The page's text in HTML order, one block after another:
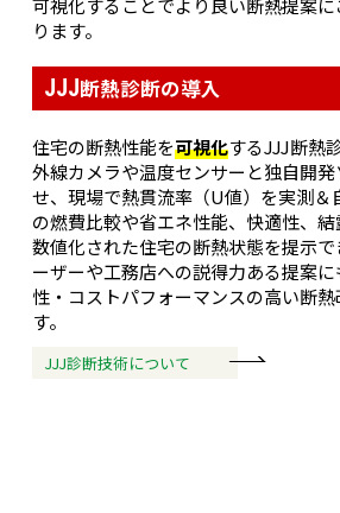
可視化することでより良い断熱提案
ります。
JJJ断熱診断の導入
住宅の断熱性能を可視化するJJJ断熱
外線カメラや温度センサーと独自開
せ、現場で熱貫流率（U値）を実測＆
の燃費比較や省エネ性能、快適性、
数値化された住宅の断熱状態を提示
ーザーや工務店への説得力ある提案
性・コストパフォーマンスの高い断
す。
JJJ診断技術について